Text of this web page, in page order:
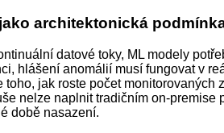
architektonická
datové toky, ML modely
hlášení anomálií musí fungovat v
toho, jak roste počet monitorovaných
nelze naplnit tradičním on-premise
době nasazení.